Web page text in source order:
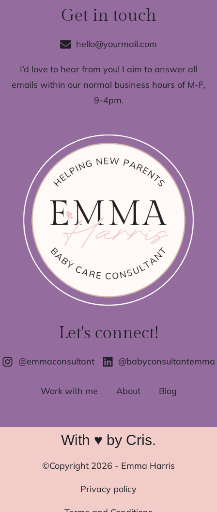
Get in touch
hello@yourmail.com
I’d love to hear from you! I aim to answer all
emails within our normal business hours of M-F,
9-4pm.
Let's connect!
@emmaconsultant @babyconsultantemma
Work with me About Blog
With ♥ by Cris.
©Copyright 2026 - Emma Harris
Privacy policy